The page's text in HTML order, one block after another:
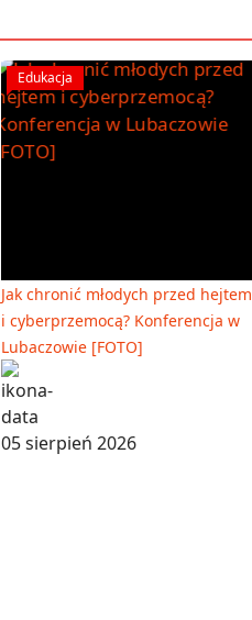
Edukacja
Jak chronić młodych przed hejtem
i cyberprzemocą? Konferencja w
Lubaczowie [FOTO]
05 sierpień 2026